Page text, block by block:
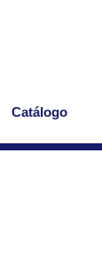
Catálogo